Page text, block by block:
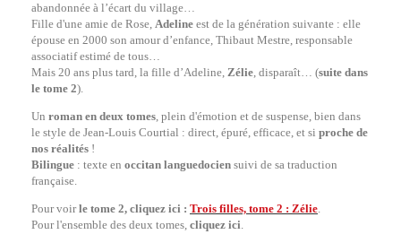
abandonnée à l’écart du village…
Fille d'une amie de Rose, Adeline est de la génération suivante : elle
épouse en 2000 son amour d’enfance, Thibaut Mestre, responsable
associatif estimé de tous…
Mais 20 ans plus tard, la fille d’Adeline, Zélie, disparaît… (suite dans
le tome 2).
Un roman en deux tomes, plein d'émotion et de suspense, bien dans
le style de Jean-Louis Courtial : direct, épuré, efficace, et si proche de
nos réalités !
Bilingue : texte en occitan languedocien suivi de sa traduction
française.
Pour voirle tome 2, cliquez ici : Trois filles, tome 2 : Zélie.
Pour l'ensemble des deux tomes, cliquez ici.